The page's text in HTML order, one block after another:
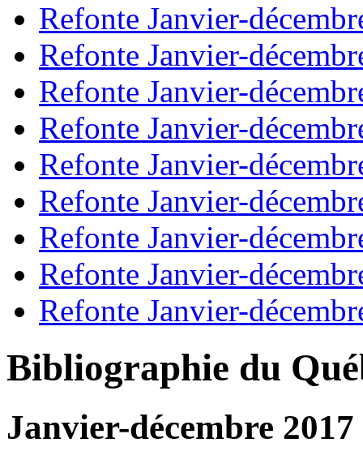
Refonte Janvier-
Refonte Janvier-
Refonte Janvier-
Refonte Janvier-
Refonte Janvier-
Refonte Janvier-
Refonte Janvier-
Refonte Janvier-
Refonte Janvier-
Bibliographie du
Janvier-décembre 2017